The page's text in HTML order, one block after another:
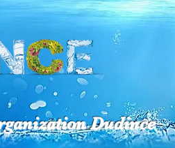
Dudince